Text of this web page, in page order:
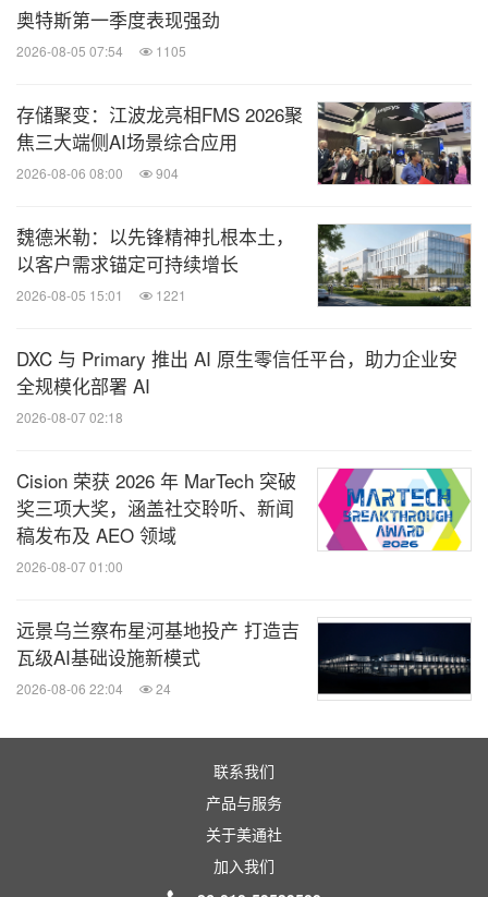
奥特斯第一季度表现强劲
2026-08-05 07:54 1105
存储聚变：江波龙亮相FMS 2026聚
焦三大端侧AI场景综合应用
2026-08-06 08:00 904
魏德米勒：以先锋精神扎根本土，
以客户需求锚定可持续增长
2026-08-05 15:01 1221
DXC 与 Primary 推出 AI 原生零信任平台，助力企业安
全规模化部署 AI
2026-08-07 02:18
Cision 荣获 2026 年 MarTech 突破
奖三项大奖，涵盖社交聆听、新闻
稿发布及 AEO 领域
2026-08-07 01:00
远景乌兰察布星河基地投产 打造吉
瓦级AI基础设施新模式
2026-08-06 22:04 24
联系我们
产品与服务
关于美通社
加入我们